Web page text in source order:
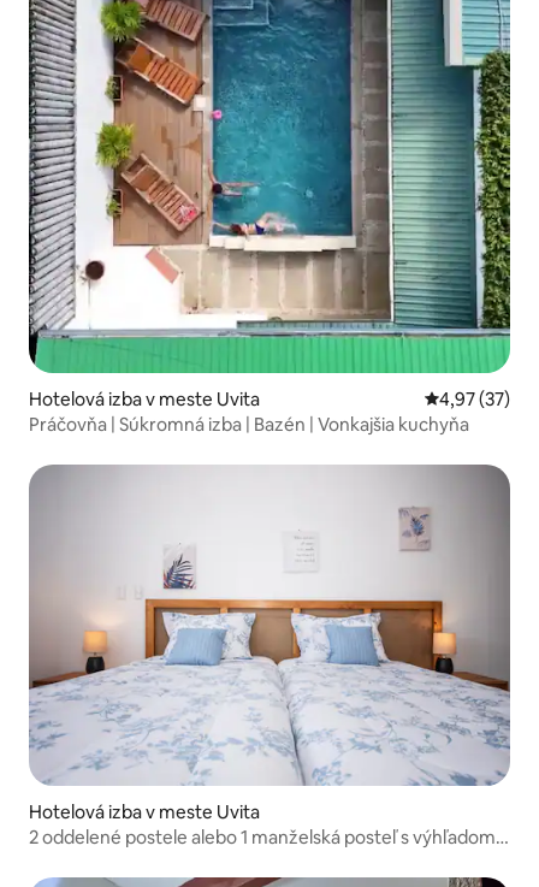
Hotelová izba v meste Uvita Priemerné
4,97 (37)
Práčovňa | Súkromná izba | Bazén | Vonkajšia kuchyňa
Hotelová izba v meste Uvita
2 oddelené postele alebo 1 manželská posteľ s výhľadom